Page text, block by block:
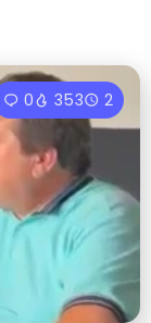
0 353 2